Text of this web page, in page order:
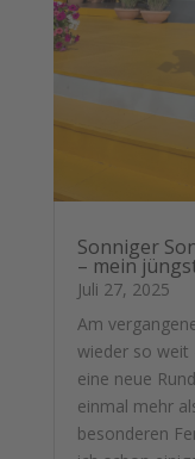
Sonniger
– mein
Juli 27, 2025
Am
wieder so weit
eine neue
einmal mehr
besonderen